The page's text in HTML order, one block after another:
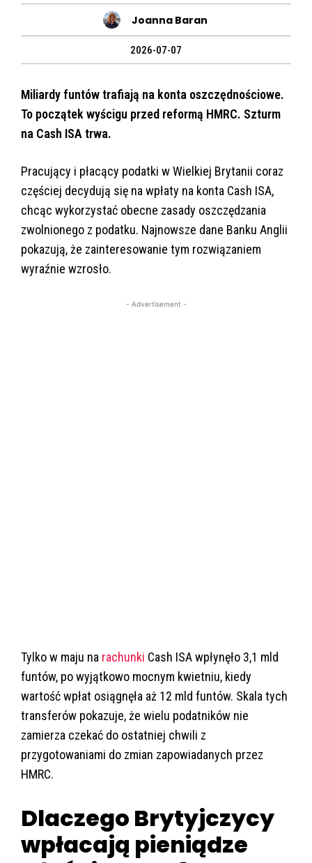
Joanna Baran
2026-07-07
Miliardy funtów trafiają na konta oszczędnościowe.
To początek wyścigu przed reformą HMRC. Szturm
na Cash ISA trwa.
Pracujący i płacący podatki w Wielkiej Brytanii coraz
częściej decydują się na wpłaty na konta Cash ISA,
chcąc wykorzystać obecne zasady oszczędzania
zwolnionego z podatku. Najnowsze dane Banku Anglii
pokazują, że zainteresowanie tym rozwiązaniem
wyraźnie wzrosło.
- Advertisement -
Tylko w maju na rachunki Cash ISA wpłynęło 3,1 mld
funtów, po wyjątkowo mocnym kwietniu, kiedy
wartość wpłat osiągnęła aż 12 mld funtów. Skala tych
transferów pokazuje, że wielu podatników nie
zamierza czekać do ostatniej chwili z
przygotowaniami do zmian zapowiadanych przez
HMRC.
Dlaczego Brytyjczycy
wpłacają pieniądze